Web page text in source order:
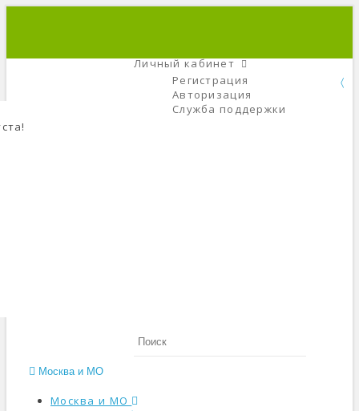
Личный кабинет
Регистрация
Авторизация
Служба поддержки
Москва и МО
Москва и МО